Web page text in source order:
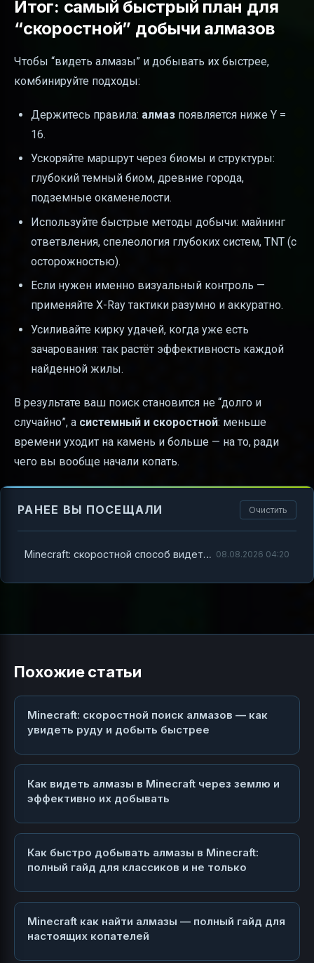
Итог: самый быстрый план для
“скоростной” добычи алмазов
Чтобы “видеть алмазы” и добывать их быстрее,
комбинируйте подходы:
Держитесь правила: алмаз появляется ниже Y =
16.
Ускоряйте маршрут через биомы и структуры:
глубокий темный биом, древние города,
подземные окаменелости.
Используйте быстрые методы добычи: майнинг
ответвления, спелеология глубоких систем, TNT (с
осторожностью).
Если нужен именно визуальный контроль —
применяйте X-Ray тактики разумно и аккуратно.
Усиливайте кирку удачей, когда уже есть
зачарования: так растёт эффективность каждой
найденной жилы.
В результате ваш поиск становится не “долго и
случайно”, а системный и скоростной: меньше
времени уходит на камень и больше — на то, ради
чего вы вообще начали копать.
РАНЕЕ ВЫ ПОСЕЩАЛИ Очистить
Minecraft: скоростной способ видеть и находить алмазы — быстро, понятно и без лишней возни 08.08.2026 04:20
Похожие статьи
Minecraft: скоростной поиск алмазов — как
увидеть руду и добыть быстрее
Как видеть алмазы в Minecraft через землю и
эффективно их добывать
Как быстро добывать алмазы в Minecraft:
полный гайд для классиков и не только
Minecraft как найти алмазы — полный гайд для
настоящих копателей